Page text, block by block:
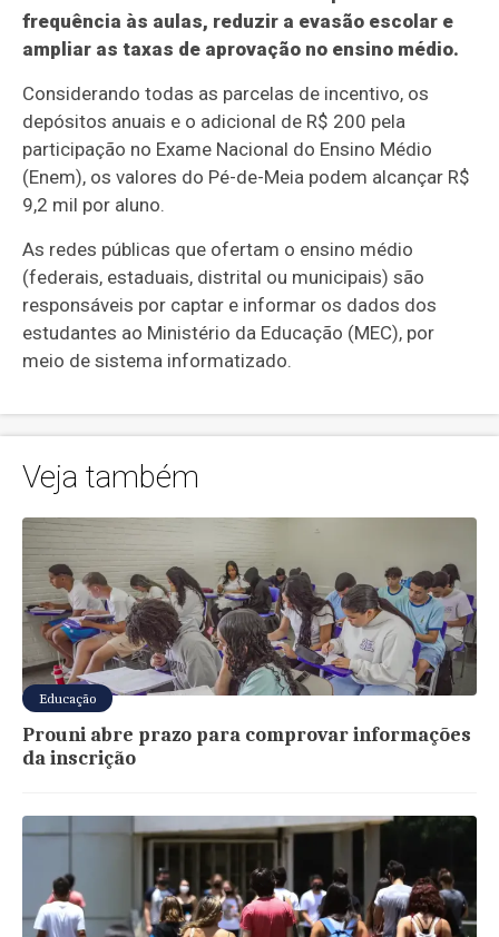
frequência às aulas, reduzir a evasão escolar e
ampliar as taxas de aprovação no ensino médio.
Considerando todas as parcelas de incentivo, os
depósitos anuais e o adicional de R$ 200 pela
participação no Exame Nacional do Ensino Médio
(Enem), os valores do Pé-de-Meia podem alcançar R$
9,2 mil por aluno.
As redes públicas que ofertam o ensino médio
(federais, estaduais, distrital ou municipais) são
responsáveis por captar e informar os dados dos
estudantes ao Ministério da Educação (MEC), por
meio de sistema informatizado.
Veja também
Educação
Prouni abre prazo para comprovar informações
da inscrição